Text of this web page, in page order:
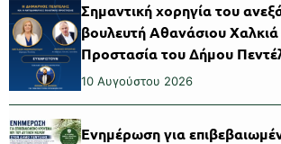
Σημαντική χορηγία του
βουλευτή Αθανάσιου Χαλκιά
Προστασία του Δήμου
10 Αυγούστου 2026
Ενημέρωση για